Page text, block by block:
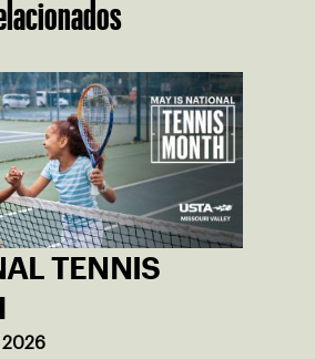
TENNIS
2026